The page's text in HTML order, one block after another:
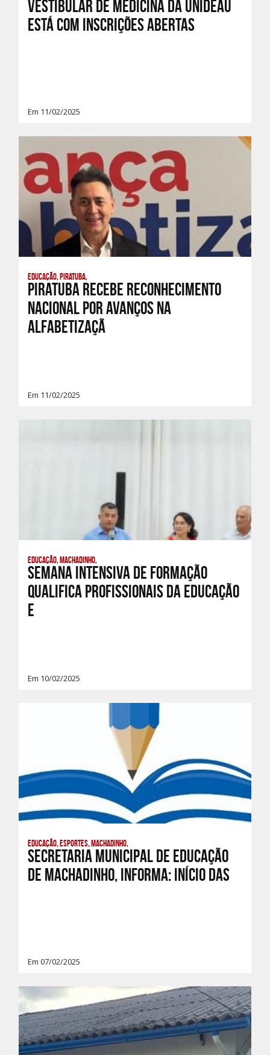
Vestibular de Medicina da UNIDEAU
está com inscrições abertas
Em 11/02/2025
Educação, Piratuba,
PIRATUBA RECEBE RECONHECIMENTO
NACIONAL POR AVANÇOS NA
ALFABETIZAÇÃ
Em 11/02/2025
Educação, Machadinho,
Semana Intensiva de Formação
Qualifica Profissionais da Educação
e
Em 10/02/2025
Educação, Esportes, Machadinho,
SECRETARIA MUNICIPAL DE EDUCAÇÃO
DE MACHADINHO, INFORMA: INÍCIO DAS
Em 07/02/2025